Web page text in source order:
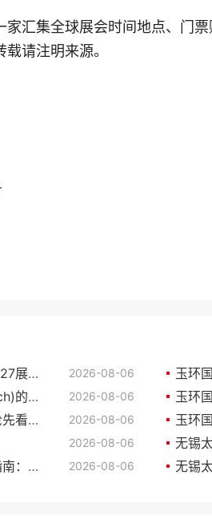
汇集全球展会时间地点、门
请注明来源。
中国（宁波）国际机床装备展览会(ChinaMach)2027展位图与展位申请 2026-08-06
2027中国（宁波）国际机床装备展览会(ChinaMach)的展会亮点 2026-08-06
中国（宁波）国际机床装备展览会2027展商名录抢先看，展商名录预订 2026-08-06
2026-08-06
2026玉环国际机床展-CMES华机展(CMES)逛展指南：时间地点/门票多少钱？ 2026-08-06
玉环